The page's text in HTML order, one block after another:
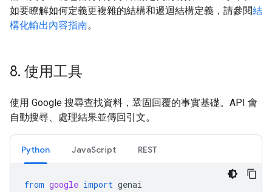
如要瞭解如何定義更複雜的結構和遞迴結構定義，請參閱結
構化輸出內容指南。
8. 使用工具
使用 Google 搜尋查找資料，鞏固回覆的事實基礎。API 會
自動搜尋、處理結果並傳回引文。
Python JavaScript REST
from google import genai